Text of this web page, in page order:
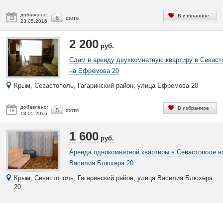
23
добавлено:
23.05.2016
8 фото В избранное
18
добавлено:
18.05.2016
5 фото
2 200 руб.
Сдам в аренду двухкомнатную квартиру в
на Ефремова 20
Крым, Севастополь, Гагаринский район, улица Ефремова 20
В избранное
1 600 руб.
Аренда однокомнатной квартиры в Севастополе
Василия Блюхера 20
Крым, Севастополь, Гагаринский район, улица Василия Блюхера
20